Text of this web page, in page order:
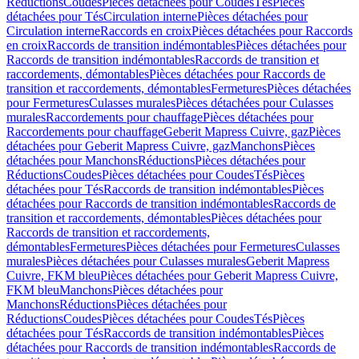
détachées pour TésCirculation internePièces détachées pour
Circulation interneRaccords en croixPièces détachées pour Raccords
en croixRaccords de transition indémontablesPièces détachées pour
Raccords de transition indémontablesRaccords de transition et
raccordements, démontablesPièces détachées pour Raccords de
transition et raccordements, démontablesFermeturesPièces détachées
pour FermeturesCulasses muralesPièces détachées pour Culasses
muralesRaccordements pour chauffagePièces détachées pour
Raccordements pour chauffageGeberit Mapress Cuivre, gazPièces
détachées pour Geberit Mapress Cuivre, gazManchonsPièces
détachées pour ManchonsRéductionsPièces détachées pour
RéductionsCoudesPièces détachées pour CoudesTésPièces
détachées pour TésRaccords de transition indémontablesPièces
détachées pour Raccords de transition indémontablesRaccords de
transition et raccordements, démontablesPièces détachées pour
Raccords de transition et raccordements,
démontablesFermeturesPièces détachées pour FermeturesCulasses
muralesPièces détachées pour Culasses muralesGeberit Mapress
Cuivre, FKM bleuPièces détachées pour Geberit Mapress Cuivre,
FKM bleuManchonsPièces détachées pour
ManchonsRéductionsPièces détachées pour
RéductionsCoudesPièces détachées pour CoudesTésPièces
détachées pour TésRaccords de transition indémontablesPièces
détachées pour Raccords de transition indémontablesRaccords de